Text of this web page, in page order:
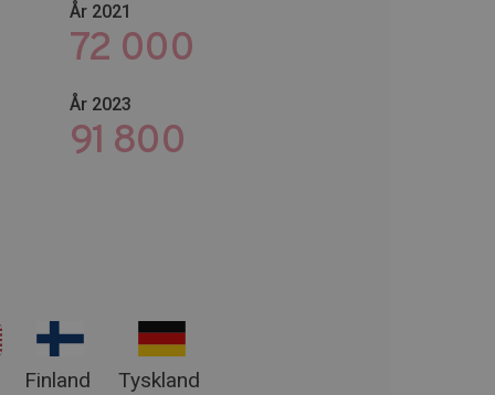
År 2021
72 000
År 2023
118 200
Finland Tyskland